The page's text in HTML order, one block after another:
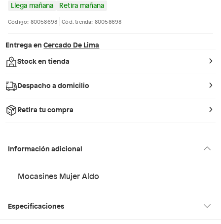
Llega mañana Retira mañana
Código: 80058698 Cód. tienda: 80058698
Entrega en Cercado De Lima
Stock en tienda
Despacho a domicilio
Retira tu compra
Información adicional
Mocasines Mujer Aldo
Especificaciones